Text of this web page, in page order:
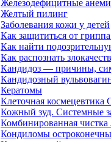
Железодефицитные
Желтый пилинг
Заболевания кожи у детей
Как защититься от
Как найти
Как распознать
Кандидоз — причины,
Кандидозный
Кератомы
Клеточная космецевтика
Кожный зуд. Системные
Комбинированная чистка
Кондиломы